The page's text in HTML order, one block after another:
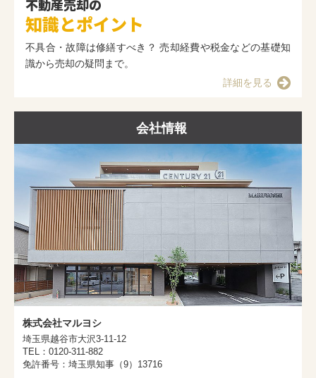
不動産売却の
知識とポイント
不具合・故障は修繕すべき？ 売却経費や税金などの基礎知
識から売却の疑問まで。
詳細を見る
会社情報
株式会社マルヨシ
埼玉県越谷市大沢3-11-12
TEL：0120-311-882
免許番号：埼玉県知事（9）13716